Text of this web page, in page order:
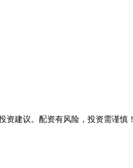
建议。配资有风险，投资需谨慎！